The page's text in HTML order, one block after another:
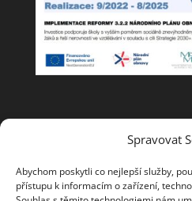
Spravovat
Abychom poskytli co nejlepší služby,
přístupu k informacím o zařízení,
Spolupracujeme